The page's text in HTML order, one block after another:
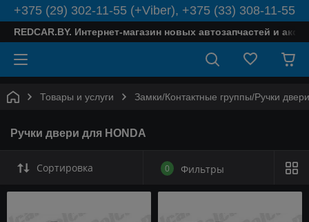
+375 (29) 302-11-55 (+Viber), +375 (33) 308-11-55
REDCAR.BY. Интернет-магазин новых автозапчастей и
Товары и услуги Замки/Контактные группы/Ручки
Ручки двери для HONDA
Сортировка 0 Фильтры